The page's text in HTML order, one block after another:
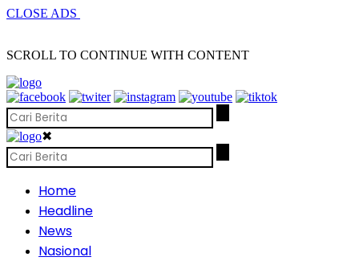
CLOSE ADS
SCROLL TO CONTINUE WITH CONTENT
✖
Home
Headline
News
Nasional